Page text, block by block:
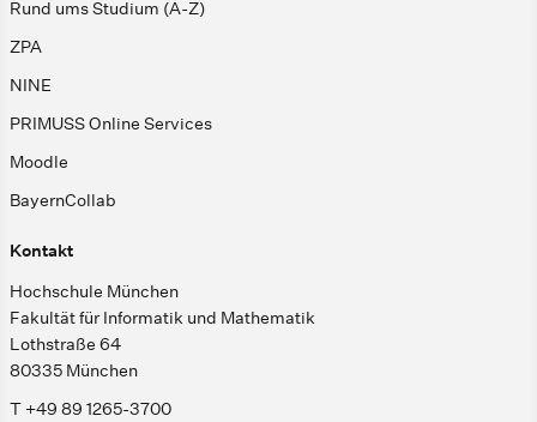
Rund ums Studium (A-Z)
ZPA
NINE
PRIMUSS Online Services
Moodle
BayernCollab
Kontakt
Hochschule München
Fakultät für Informatik und Mathematik
Lothstraße 64
80335 München
T +49 89 1265-3700